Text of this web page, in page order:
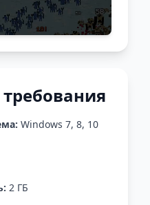
Windows 7, 8, 10
2 ГБ